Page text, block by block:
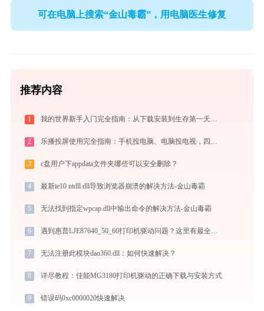
可在电脑上搜索“金山毒霸”，用电脑医生修复
推荐内容
1 我的世界新手入门完全指南：从下载安装到生存第一天，一篇讲透
2 乐播投屏使用完全指南：手机投电脑、电脑投电视，四种连接方式一篇讲透
3 c盘用户下appdata文件夹哪些可以安全删除？
4 最新ie10 ntdll.dll导致浏览器崩溃的解决方法-金山毒霸
5 无法找到指定wpcap.dll中输出命令的解决方法-金山毒霸
6 遇到惠普LJE87640_50_60打印机驱动问题？这里有最全的下载及安装指导
7 无法注册此模块dao360.dll：如何快速解决？
8 详尽教程：佳能MG3180打印机驱动的正确下载与安装方式
9 错误码0xc0000020快速解决